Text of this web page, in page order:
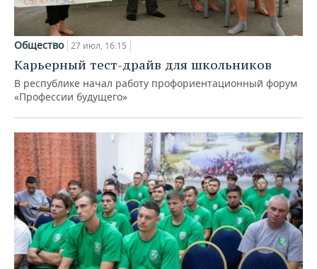
Общество 27 июл, 16:15
Карьерный тест-драйв для школьников
В республике начал работу профориентационный форум
«Профессии будущего»